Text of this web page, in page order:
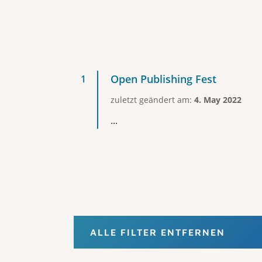
Open Publishing Fest
zuletzt geändert am: 4. May 2022
...
ALLE FILTER ENTFERNEN